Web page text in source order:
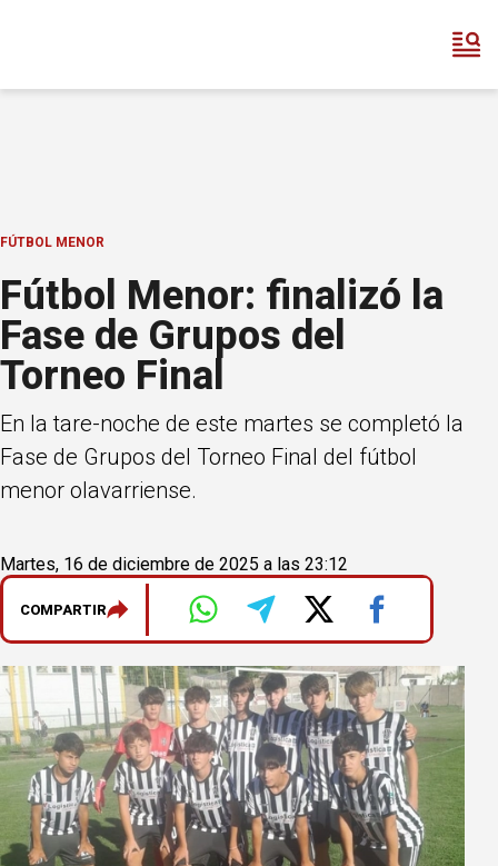
FÚTBOL MENOR
Fútbol Menor: finalizó la
Fase de Grupos del
Torneo Final
En la tare-noche de este martes se completó la
Fase de Grupos del Torneo Final del fútbol
menor olavarriense.
Martes, 16 de diciembre de 2025 a las 23:12
COMPARTIR